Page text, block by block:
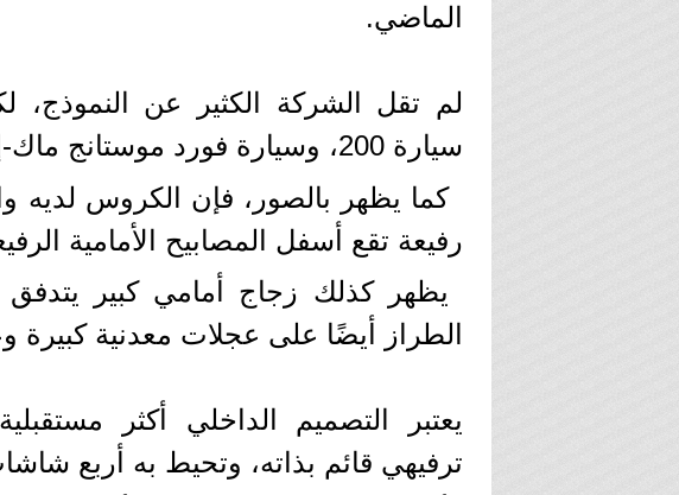
الماضي.
لم تقل الشركة الكثير عن النموذج،
سيارة 200، وسيارة فورد موستانج ماك-إي.
كما يظهر بالصور، فإن الكروس لديه
رفيعة تقع أسفل المصابيح الأمامية
يظهر كذلك زجاج أمامي كبير
الطراز أيضًا على عجلات معدنية كبيرة
يعتبر التصميم الداخلي أكثر
ترفيهي قائم بذاته، وتحيط به أربع